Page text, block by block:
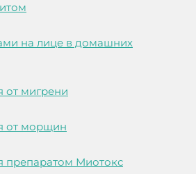
на лице в домашних
от мигрени
от морщин
препаратом Миотокс